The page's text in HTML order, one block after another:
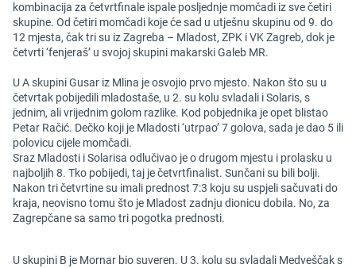
kombinacija za četvrtfinale ispale posljednje momčadi iz sve četiri
skupine. Od četiri momčadi koje će sad u utješnu skupinu od 9. do
12 mjesta, čak tri su iz Zagreba – Mladost, ZPK i VK Zagreb, dok je
četvrti ‘fenjeraš’ u svojoj skupini makarski Galeb MR.
U A skupini Gusar iz Mlina je osvojio prvo mjesto. Nakon što su u
četvrtak pobijedili mladostaše, u 2. su kolu svladali i Solaris, s
jednim, ali vrijednim golom razlike. Kod pobjednika je opet blistao
Petar Račić. Dečko koji je Mladosti ‘utrpao’ 7 golova, sada je dao 5 ili
polovicu cijele momčadi.
Sraz Mladosti i Solarisa odlučivao je o drugom mjestu i prolasku u
najboljih 8. Tko pobijedi, taj je četvrtfinalist. Sunčani su bili bolji.
Nakon tri četvrtine su imali prednost 7:3 koju su uspjeli sačuvati do
kraja, neovisno tomu što je Mladost zadnju dionicu dobila. No, za
Zagrepčane sa samo tri pogotka prednosti.
U skupini B je Mornar bio suveren. U 3. kolu su svladali Medveščak s